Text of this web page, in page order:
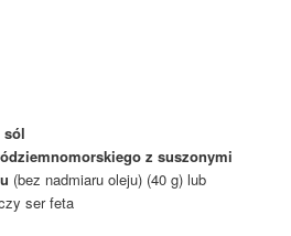
sól
z suszonymi
(bez nadmiaru oleju) (40 g) lub
ser feta